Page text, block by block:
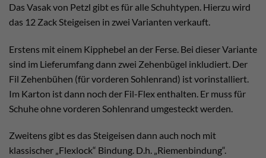
Das Vasak von Petzl gibt es für alle Schuhtypen. Hierzu wird
das 12 Zack Steigeisen in zwei Varianten verkauft.
Erstens mit einem Kipphebel an der Ferse. Bei dieser Variante
sind im Lieferumfang dann zwei Zehenbügel inkludiert. Der
Fil Zehenbühen (für vorderen Sohlenrand) ist vorinstalliert.
Im Karton ist dann noch der Fil-Flex enthalten. Er muss für
Schuhe ohne vorderen Sohlenrand umgesteckt werden.
Zweitens gibt es das Steigeisen dann auch noch mit
klassischer „Flexlock“ Bindung. D.h. „Riemenbindung“.